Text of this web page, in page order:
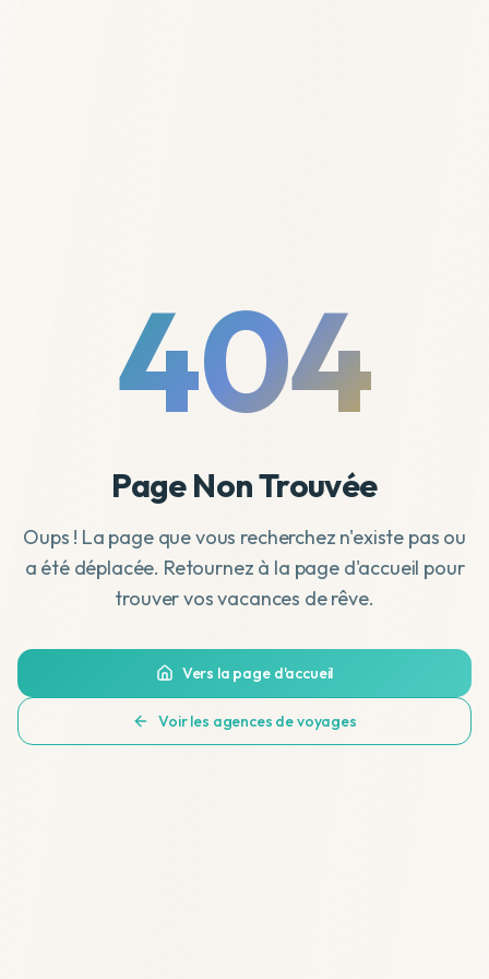
404
Page Non Trouvée
Oups ! La page que vous recherchez n'existe pas ou
a été déplacée. Retournez à la page d'accueil pour
trouver vos vacances de rêve.
Vers la page d'accueil
Voir les agences de voyages